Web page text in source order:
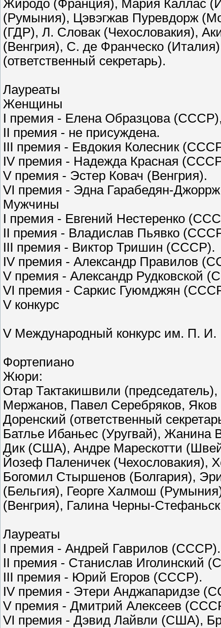
Жиродо (Франция), Мария Каллас
(Румыния), Цэвэгжав Пуревдорж
(ГДР), Л. Словак (Чехословакия),
(Венгрия), С. де Франческо
(ответственный секретарь).
Лауреаты
Женщины
I премия - Елена Образцова
II премия - не присуждена.
III премия - Евдокия Колесник
IV премия - Надежда Красная
V премия - Эстер Ковач (Венгрия).
VI премия - Эдна Гарабедян-
Мужчины
I премия - Евгений Нестеренко
II премия - Владислав Пьявко
III премия - Виктор Тришин (СССР).
IV премия - Александр Правилов
V премия - Александр Рудковской
VI премия - Саркис Гуюмджян
V конкурс
V Международный конкурс им. П. И.
Фортепиано
Жюри:
Отар Тактакишвили
Мержанов, Павел Серебряков,
Доренский (ответственный
Батлье Ибаньес (Уругвай),
Дик (США), Андре Марескотти
Йозеф Паленичек (Чехословакия),
Богомил Стыршенов (Болгария),
(Бельгия), Георге Халмош
(Венгрия), Галина Черны-
Лауреаты
I премия - Андрей Гаврилов
II премия - Станислав
III премия - Юрий Егоров (СССР).
IV премия - Этери Анджапаридзе
V премия - Дмитрий Алексеев
VI премия - Дэвид Лайвли (США),